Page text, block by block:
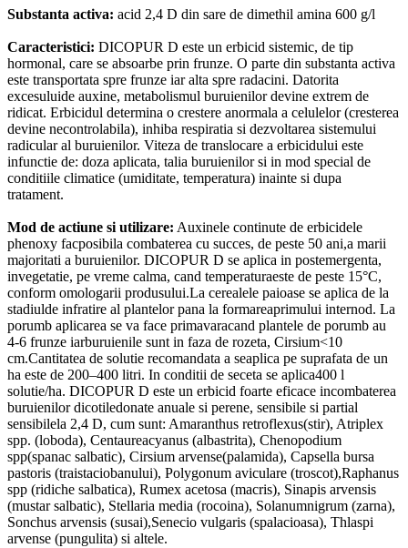
Substanta activa: acid 2,4 D din sare de dimethil amina 600 g/l
Caracteristici: DICOPUR D este un erbicid sistemic, de tip
hormonal, care se absoarbe prin frunze. O parte din substanta activa
este transportata spre frunze iar alta spre radacini. Datorita
excesuluide auxine, metabolismul buruienilor devine extrem de
ridicat. Erbicidul determina o crestere anormala a celulelor (cresterea
devine necontrolabila), inhiba respiratia si dezvoltarea sistemului
radicular al buruienilor. Viteza de translocare a erbicidului este
infunctie de: doza aplicata, talia buruienilor si in mod special de
conditiile climatice (umiditate, temperatura) inainte si dupa
tratament.
Mod de actiune si utilizare: Auxinele continute de erbicidele
phenoxy facposibila combaterea cu succes, de peste 50 ani,a marii
majoritati a buruienilor. DICOPUR D se aplica in postemergenta,
invegetatie, pe vreme calma, cand temperaturaeste de peste 15°C,
conform omologarii produsului.La cerealele paioase se aplica de la
stadiulde infratire al plantelor pana la formareaprimului internod. La
porumb aplicarea se va face primavaracand plantele de porumb au
4-6 frunze iarburuienile sunt in faza de rozeta, Cirsium<10
cm.Cantitatea de solutie recomandata a seaplica pe suprafata de un
ha este de 200–400 litri. In conditii de seceta se aplica400 l
solutie/ha. DICOPUR D este un erbicid foarte eficace incombaterea
buruienilor dicotiledonate anuale si perene, sensibile si partial
sensibilela 2,4 D, cum sunt: Amaranthus retroflexus(stir), Atriplex
spp. (loboda), Centaureacyanus (albastrita), Chenopodium
spp(spanac salbatic), Cirsium arvense(palamida), Capsella bursa
pastoris (traistaciobanului), Polygonum aviculare (troscot),Raphanus
spp (ridiche salbatica), Rumex acetosa (macris), Sinapis arvensis
(mustar salbatic), Stellaria media (rocoina), Solanumnigrum (zarna),
Sonchus arvensis (susai),Senecio vulgaris (spalacioasa), Thlaspi
arvense (pungulita) si altele.